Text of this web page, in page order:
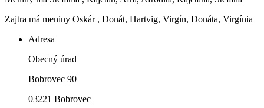
Zajtra má meniny Oskár , Donát, Hartvig, Virgín, Donáta, Virgínia
Adresa
Obecný úrad
Bobrovec 90
03221 Bobrovec